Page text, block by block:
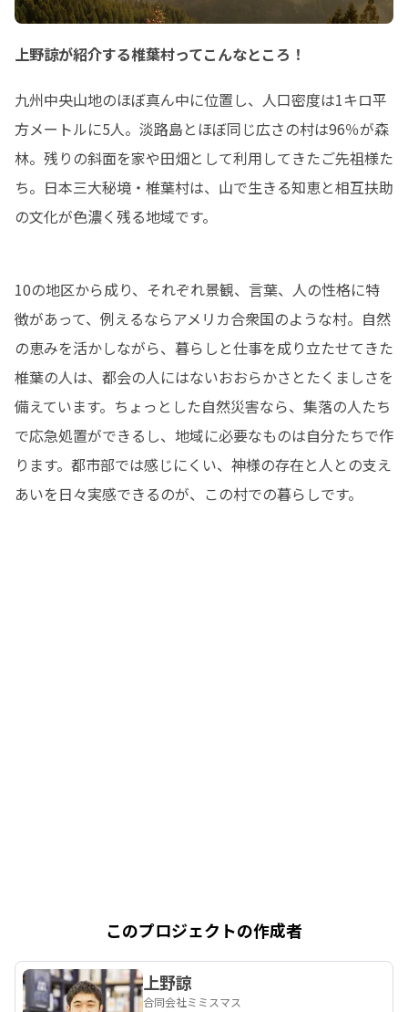
上野諒が紹介する椎葉村ってこんなところ！
九州中央山地のほぼ真ん中に位置し、人口密度は1キロ平
方メートルに5人。淡路島とほぼ同じ広さの村は96％が森
林。残りの斜面を家や田畑として利用してきたご先祖様た
ち。日本三大秘境・椎葉村は、山で生きる知恵と相互扶助
の文化が色濃く残る地域です。
10の地区から成り、それぞれ景観、言葉、人の性格に特
徴があって、例えるならアメリカ合衆国のような村。自然
の恵みを活かしながら、暮らしと仕事を成り立たせてきた
椎葉の人は、都会の人にはないおおらかさとたくましさを
備えています。ちょっとした自然災害なら、集落の人たち
で応急処置ができるし、地域に必要なものは自分たちで作
ります。都市部では感じにくい、神様の存在と人との支え
あいを日々実感できるのが、この村での暮らしです。
このプロジェクトの作成者
上野諒
合同会社ミミスマス